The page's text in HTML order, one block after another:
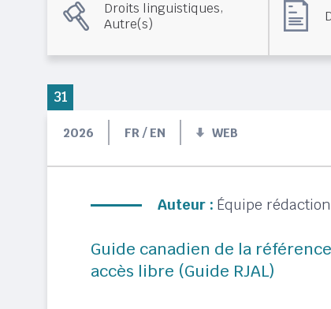
Droits linguistiques,
Autre(s)
2026 FR / EN WEB
Auteur : Équipe
Guide canadien de la
accès libre (Guide RJAL)
31